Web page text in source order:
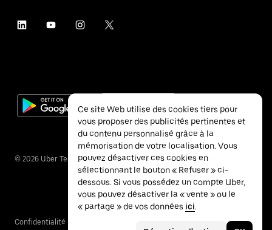
© 2026 Uber Technologies Inc.
Confidentialité
Ce site Web utilise des cookies tiers pour
vous proposer des publicités pertinentes et
du contenu personnalisé grâce à la
mémorisation de votre localisation. Vous
pouvez désactiver ces cookies en
sélectionnant le bouton « Refuser » ci-
dessous. Si vous possédez un compte Uber,
vous pouvez désactiver la « vente » ou le
« partage » de vos données ici.